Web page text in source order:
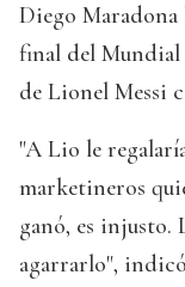
Diego
final del
de Lionel Messi
"A Lio le
marketineros
ganó, es injusto.
agarrarlo",